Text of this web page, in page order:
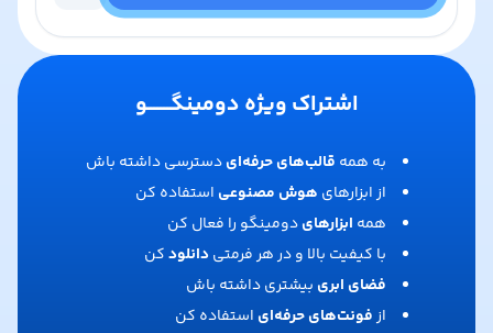
اشتراک ویژه دومینگـــــــو
به همه قالب‌های حرفه‌ایدسترسی داشته باش
از ابزارهای هوش مصنوعی استفاده کن
همه ابزارهایدومینگو را فعال کن
با کیفیت بالا و در هر فرمتی دانلودکن
فضای ابری بیشتری داشته باش
ازفونت‌های حرفه‌ای استفاده کن